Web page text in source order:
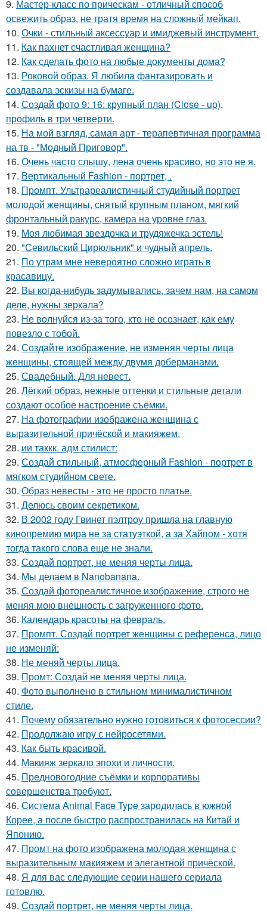
9. Мастер-класс по прическам - отличный способ
освежить образ, не тратя время на сложный мейкап.
10. Очки - стильный аксессуар и имиджевый инструмент.
11. Как пахнет счастливая женщина?
12. Как сделать фото на любые документы дома?
13. Роковой образ. Я любила фантазировать и
создавала эскизы на бумаге.
14. Создай фото 9: 16: крупный план (Close - up),
профиль в три четверти.
15. На мой взгляд, самая арт - терапевтичная программа
на тв - "Модный Приговор".
16. Очень часто слышу, лена очень красиво, но это не я.
17. Вертикальный Fashion - портрет, .
18. Промпт. Ультрареалистичный студийный портрет
молодой женщины, снятый крупным планом, мягкий
фронтальный ракурс, камера на уровне глаз.
19. Моя любимая звездочка и трудяжечка эстель!
20. "Севильский Цирюльник" и чудный апрель.
21. По утрам мне невероятно сложно играть в
красавицу.
22. Вы когда-нибудь задумывались, зачем нам, на самом
деле, нужны зеркала?
23. Не волнуйся из-за того, кто не осознает, как ему
повезло с тобой.
24. Создайте изображение, не изменяя черты лица
женщины, стоящей между двумя доберманами.
25. Свадебный. Для невест.
26. Лёгкий образ, нежные оттенки и стильные детали
создают особое настроение съёмки.
27. На фотографии изображена женщина с
выразительной причёской и макияжем.
28. ии таккк. адм стилист:
29. Создай стильный, атмосферный Fashion - портрет в
мягком студийном свете.
30. Образ невесты - это не просто платье.
31. Делюсь своим секретиком.
32. В 2002 году Гвинет пэлтроу пришла на главную
кинопремию мира не за статуэткой, а за Хайпом - хотя
тогда такого слова еще не знали.
33. Создай портрет, не меняя черты лица.
34. Мы делаем в Nanobanana.
35. Создай фотореалистичное изображение, строго не
меняя мою внешность с загруженного фото.
36. Календарь красоты на февраль.
37. Промпт. Создай портрет женщины с референса, лицо
не изменяй:
38. Не меняй черты лица.
39. Промт: Создай не меняя черты лица.
40. Фото выполнено в стильном минималистичном
стиле.
41. Почему обязательно нужно готовиться к фотосессии?
42. Продолжаю игру с нейросетями.
43. Как быть красивой.
44. Макияж зеркало эпохи и личности.
45. Предновогодние съёмки и корпоративы
совершенства требуют.
46. Система Animal Face Type зародилась в южной
Корее, а после быстро распространилась на Китай и
Японию.
47. Промт на фото изображена молодая женщина с
выразительным макияжем и элегантной причёской.
48. Я для вас следующие серии нашего сериала
готовлю.
49. Создай портрет, не меняя черты лица.